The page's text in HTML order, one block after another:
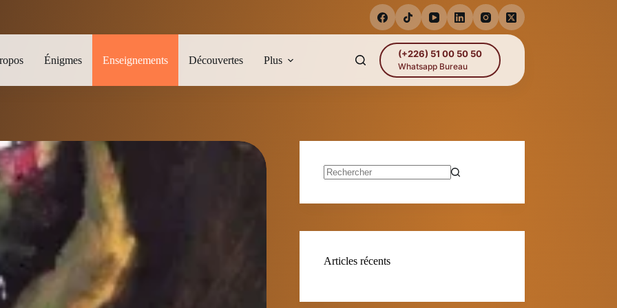
Énigmes Enseignements Découvertes Plus
(+226) 51 00 50 50
Whatsapp Bureau
Articles récents